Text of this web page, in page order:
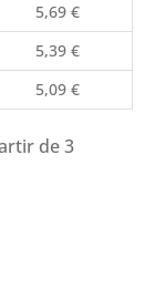
5,69 €
5,39 €
5,09 €
de 3